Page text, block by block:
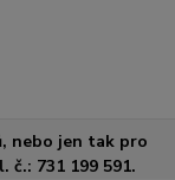
nebo jen tak pro
731 199 591.